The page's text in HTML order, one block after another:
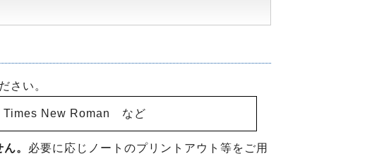
さい。
Times New Roman など
。 必要に応じノートのプリントアウト等をご用